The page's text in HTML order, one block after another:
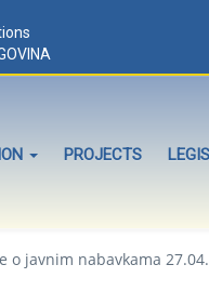
PROJECTS
o javnim nabavkama